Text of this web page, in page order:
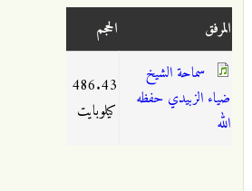
المرفق
الحجم
سماحة الشيخ
ضياء الزبيدي حفظه
الله
486.43
كيلوبايت